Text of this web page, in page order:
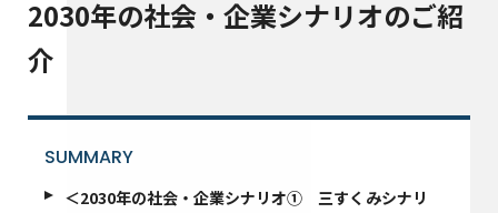
2030年の社会・企業シナリオのご紹
介
SUMMARY
＜2030年の社会・企業シナリオ① 三すくみシナリ